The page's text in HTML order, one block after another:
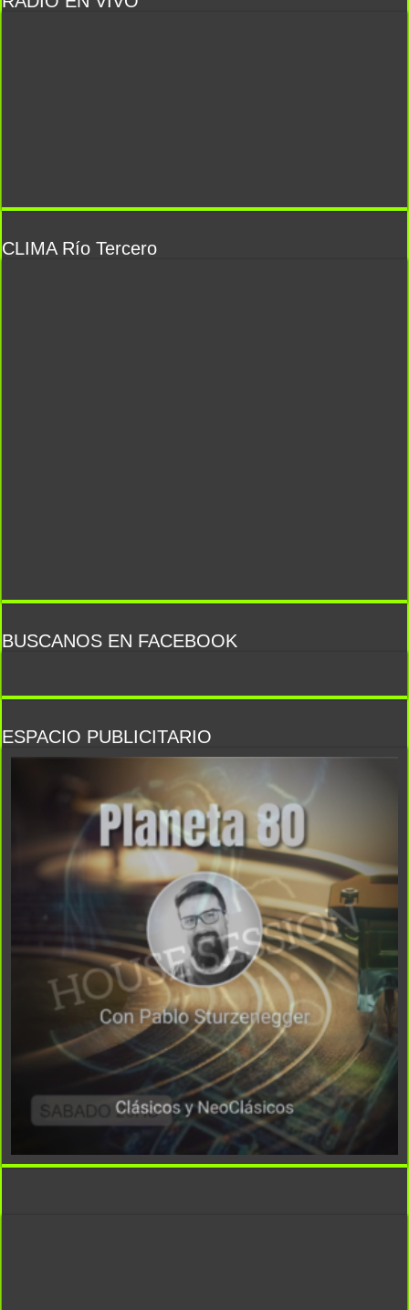
CLIMA Río Tercero
BUSCANOS EN FACEBOOK
ESPACIO PUBLICITARIO